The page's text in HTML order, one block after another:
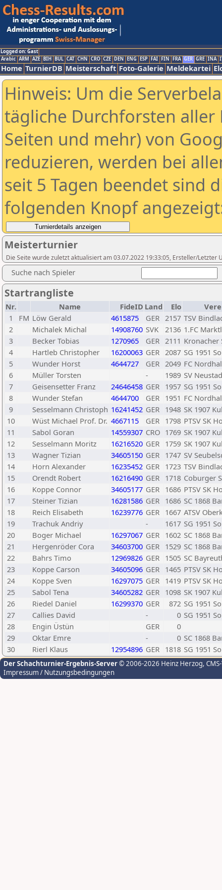
Logged on: Gast
Arabic ARM AZE BIH BUL CAT CHN CRO CZE DEN ENG ESP FAI FIN FRA GER GRE INA
Home TurnierDB Meisterschaft Foto-Galerie Meldekartei
Hinweis: Um die
tägliche Durchforsten aller
Seiten und mehr) von
reduzieren, werden bei
seit 5 Tagen beendet sind
folgenden Knopf
Meisterturnier
Die Seite wurde zuletzt aktualisiert am 03.07.2022 19:33:05, Ersteller/Letzter
Suche nach Spieler
Startrangliste
Nr. Name FideID Land Elo
1
FM Löw Gerald 4615875 GER 2157 TSV
2
Michalek Michal 14908760 SVK 2136 1.FC
3
Becker Tobias 1270965 GER 2111 Kronacher
4
Hartleb Christopher 16200063 GER 2087 SG 1951
5
Wunder Horst 4644727 GER 2049 FC
6
Müller Torsten - 1989 SV
7
Geisensetter Franz 24646458 GER 1957 SG 1951
8
Wunder Stefan 4644700 GER 1951 FC
9
Sesselmann Christoph 16241452 GER 1948 SK 1907
10
Wüst Michael Prof. Dr. 4667115 GER 1798 PTSV SK
11
Sabol Goran 14559307 CRO 1769 SK 1907
12
Sesselmann Moritz 16216520 GER 1759 SK 1907
13
Wagner Tizian 34605150 GER 1747 SV
14
Horn Alexander 16235452 GER 1723 TSV
15
Orendt Robert 16216490 GER 1718 Coburger
16
Koppe Connor 34605177 GER 1686 PTSV SK
17
Steiner Tizian 16281586 GER 1686 SC 1868
18
Reich Elisabeth 16239776 GER 1667 ATSV
19
Trachuk Andriy - 1617 SG 1951
20
Boger Michael 16297067 GER 1602 SC 1868
21
Hergenröder Cora 34603700 GER 1529 SC 1868
22
Bahrs Timo 12969826 GER 1505 SC
23
Koppe Carson 34605096 GER 1465 PTSV SK
24
Koppe Sven 16297075 GER 1419 PTSV SK
25
Sabol Tena 34605282 GER 1098 SK 1907
26
Riedel Daniel 16299370 GER 872 SG 1951
27
Callies David - 0 SG 1951
28
Engin Üstün GER
0
29
Oktar Emre - 0 SC 1868
30
Rierl Klaus 12954896 GER 1818 SG 1951
Der Schachturnier-Ergebnis-Server© 2006-2026 Heinz Herzog,
Impressum / Nutzungsbedingungen